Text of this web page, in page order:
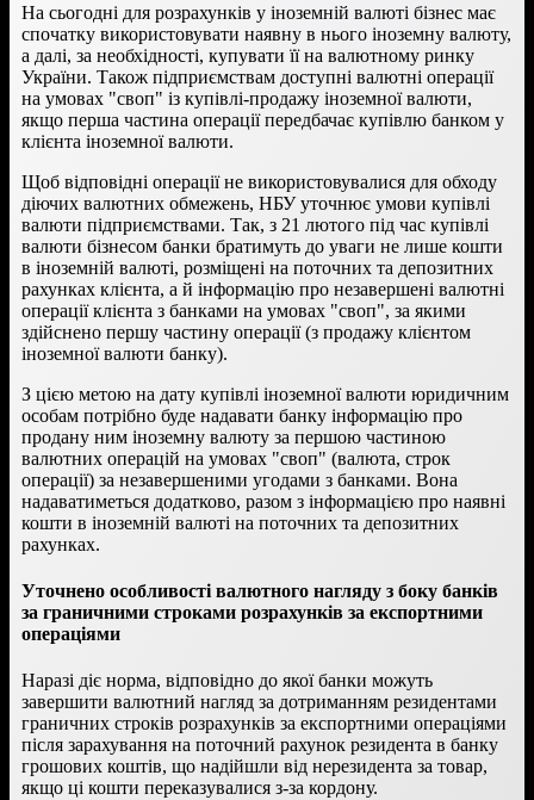
На сьогодні для розрахунків у іноземній валюті бізнес має
спочатку використовувати наявну в нього іноземну валюту,
а далі, за необхідності, купувати її на валютному ринку
України. Також підприємствам доступні валютні операції
на умовах "своп" із купівлі-продажу іноземної валюти,
якщо перша частина операції передбачає купівлю банком у
клієнта іноземної валюти.
Щоб відповідні операції не використовувалися для обходу
діючих валютних обмежень, НБУ уточнює умови купівлі
валюти підприємствами. Так, з 21 лютого під час купівлі
валюти бізнесом банки братимуть до уваги не лише кошти
в іноземній валюті, розміщені на поточних та депозитних
рахунках клієнта, а й інформацію про незавершені валютні
операції клієнта з банками на умовах "своп", за якими
здійснено першу частину операції (з продажу клієнтом
іноземної валюти банку).
З цією метою на дату купівлі іноземної валюти юридичним
особам потрібно буде надавати банку інформацію про
продану ним іноземну валюту за першою частиною
валютних операцій на умовах "своп" (валюта, строк
операції) за незавершеними угодами з банками. Вона
надаватиметься додатково, разом з інформацією про наявні
кошти в іноземній валюті на поточних та депозитних
рахунках.
Уточнено особливості валютного нагляду з боку банків
за граничними строками розрахунків за експортними
операціями
Наразі діє норма, відповідно до якої банки можуть
завершити валютний нагляд за дотриманням резидентами
граничних строків розрахунків за експортними операціями
після зарахування на поточний рахунок резидента в банку
грошових коштів, що надійшли від нерезидента за товар,
якщо ці кошти переказувалися з-за кордону.